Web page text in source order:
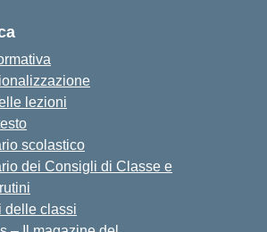
lezioni
scolastico
dei Consigli di Classe e
delle classi